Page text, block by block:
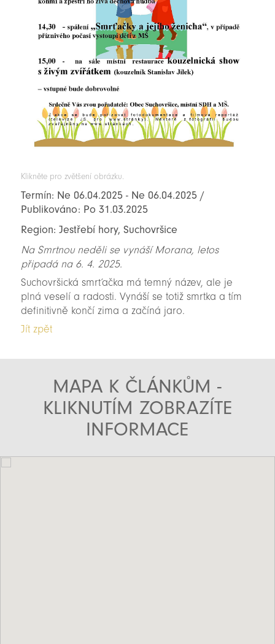
Klikněte pro zvětšení obrázku.
Termín: Ne 06.04.2025 - Ne 06.04.2025 /
Publikováno: Po 31.03.2025
Region: Jestřebí hory, Suchovršice
Na Smrtnou neděli se vynáší Morana, letos
připadá na 6. 4. 2025.
Suchovršická smrťačka má temný název, ale je
plná veselí a radosti. Vynáší se totiž smrtka a tím
definitivně končí zima a začíná jaro.
Jít zpět
MAPA K ČLÁNKŮM -
KLIKNUTÍM ZOBRAZÍTE
INFORMACE